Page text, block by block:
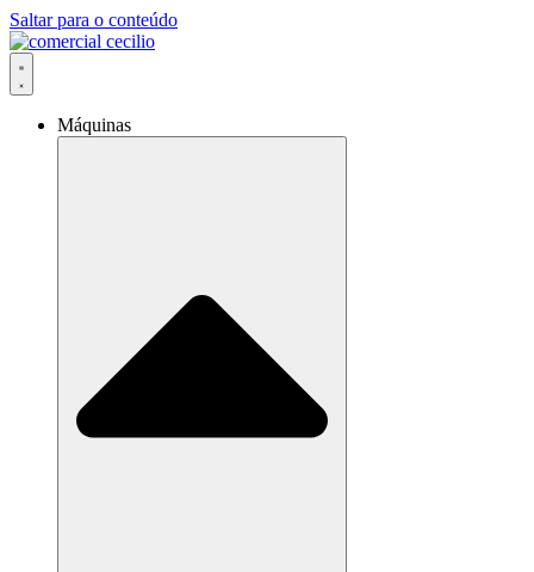
Saltar para o conteúdo
Máquinas